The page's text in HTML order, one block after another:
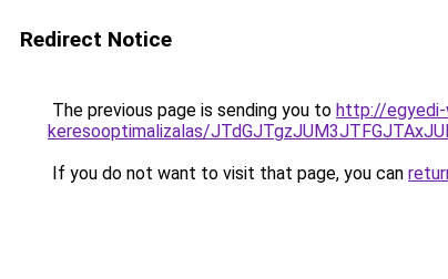
Redirect Notice
The previous page is sending you to http://egyedi-
keresooptimalizalas/
If you do not want to visit that page, you can